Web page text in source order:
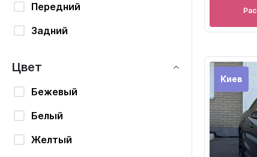
Передний
Задний
Цвет
Бежевый
Белый
Желтый
Киев